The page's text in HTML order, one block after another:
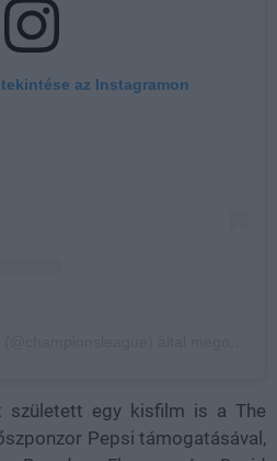
az Instagramon
született egy kisfilm is a The
Pepsi támogatásával,